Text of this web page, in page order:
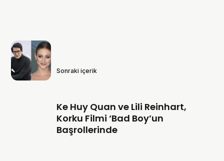
Sonraki içerik
Ke Huy Quan ve Lili Reinhart,
Korku Filmi ‘Bad Boy’un
Başrollerinde